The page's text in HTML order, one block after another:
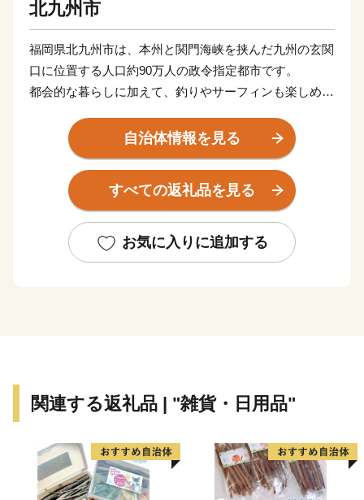
北九州市
福岡県北九州市は、本州と関門海峡を挟んだ九州の玄関
口に位置する人口約90万人の政令指定都市です。
都会的な暮らしに加えて、釣りやサーフィンも楽しめる
まれた、地方暮らしの両方を楽しめる都市です。
関門海峡ふぐ刺身・シャボン玉石けん・肉うどん・辛子
明太子など本市ならではの返礼品に加え、黒毛和牛・ウ
ナギ・カニなど全国的に人気の返礼品も豊富に揃えてい
ふるさと納税を通じて、ぜひ北九州市の魅力をご体感く
ださい！
自治体情報を見る
すべての返礼品を見る
お気に入りに追加する
関連する返礼品 | "雑貨・日用品"